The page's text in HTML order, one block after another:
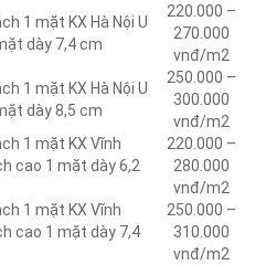
1 mặt KX Hà Nội U
dày 7,4 cm
220.000 –
270.000
vnđ/m2
1 mặt KX Hà Nội U
dày 8,5 cm
250.000 –
300.000
vnđ/m2
1 mặt KX Vĩnh
cao 1 mặt dày 6,2
220.000 –
280.000
vnđ/m2
1 mặt KX Vĩnh
cao 1 mặt dày 7,4
250.000 –
310.000
vnđ/m2